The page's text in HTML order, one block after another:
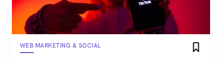
WEB MARKETING & SOCIAL